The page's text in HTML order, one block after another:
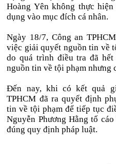
Hoàng Yên không thực
dụng vào mục đích cá nhân.
Ngày 18/7, Công an
việc giải quyết nguồn tin về
do quá trình điều tra đã
nguồn tin về tội phạm nhưng
Đến nay, khi có kết quả
TPHCM đã ra quyết định
tin về tội phạm để tiếp tục
Nguyễn Phương Hằng tố
đúng quy định pháp luật.